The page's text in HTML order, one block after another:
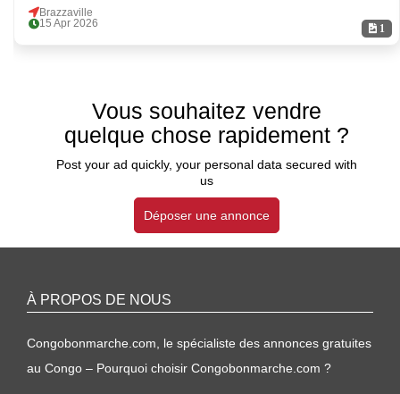
1
Brazzaville
15 Apr 2026
Vous souhaitez vendre
quelque chose rapidement ?
Post your ad quickly, your personal data secured with
us
Déposer une annonce
À PROPOS DE NOUS
Congobonmarche.com, le spécialiste des annonces gratuites
au Congo – Pourquoi choisir Congobonmarche.com ?